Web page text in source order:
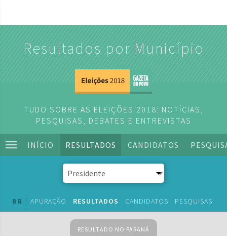
Resultados por Município
TUDO SOBRE AS ELEIÇÕES 2018: NOTÍCIAS,
PESQUISAS, DEBATES E ENTREVISTAS
INÍCIO RESULTADOS CANDIDATOS
BR APURAÇÃO RESULTADOS CANDIDATOS PESQUISAS
RESULTADO NO PARANÁ